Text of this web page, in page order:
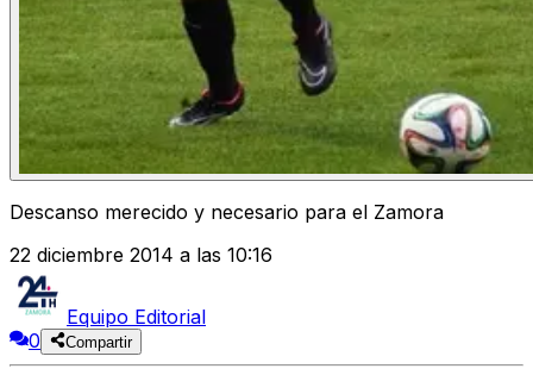
Descanso merecido y necesario para el Zamora
22 diciembre 2014 a las 10:16
Equipo Editorial
0
Compartir